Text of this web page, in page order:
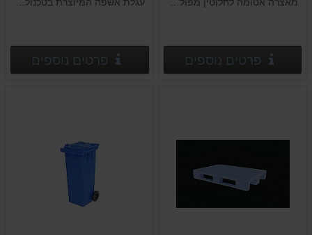
פרטים נוספים פרטים נוספיםפרטים נוספים